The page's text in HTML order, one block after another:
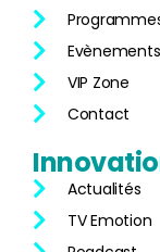
Evènements
VIP Zone
Contact
Actualités
TV Emotion